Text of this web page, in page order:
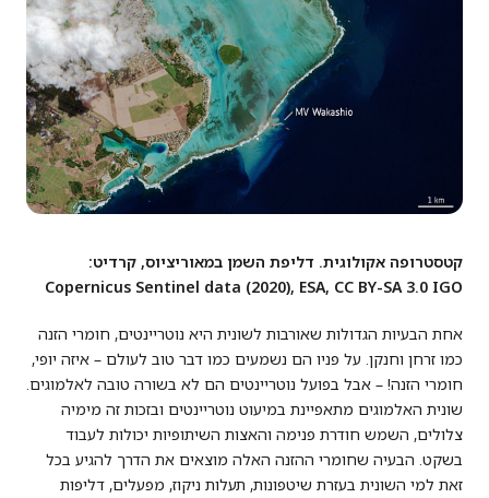
קטסטרופה אקולוגית. דליפת השמן במאוריציוס, קרדיט:
Copernicus Sentinel data (2020), ESA, CC BY-SA 3.0 IGO
אחת הבעיות הגדולות שאורבות לשונית היא נוטריינטים, חומרי הזנה
כמו זרחן וחנקן. על פניו הם נשמעים כמו דבר טוב לעולם – איזה יופי,
חומרי הזנה! – אבל בפועל נוטריינטים הם לא בשורה טובה לאלמוגים.
שונית האלמוגים מתאפיינת במיעוט נוטריינטים ובזכות זה מימיה
צלולים, השמש חודרת פנימה והאצות השיתופיות יכולות לעבוד
בשקט. הבעיה שחומרי ההזנה האלה מוצאים את הדרך להגיע בכל
זאת למי השונית בעזרת שיטפונות, תעלות ניקוז, מפעלים, דליפות